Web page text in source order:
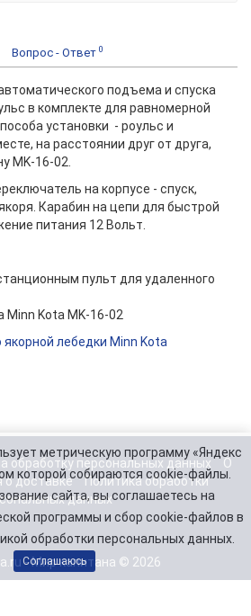
Вопрос - Ответ 0
подъема и спуска
в комплекте для равномерной
установки - роульс и
на расстоянии друг от друга,
MK-16-02.
на корпусе - cпуск,
Карабин на цепи для быстрой
питания 12 Вольт.
пульт для удаленного
Kota MK-16-02
лебедки Minn Kota
обработку персональных данных
О
доставке
Политика обработки
данных
- Мир капитана © 2026
метрическую программу «Яндекс
которой собираются cookie-файлы.
сайта, вы соглашаетесь на
программы и сбор cookie-файлов в
обработки персональных данных.
Соглашаюсь